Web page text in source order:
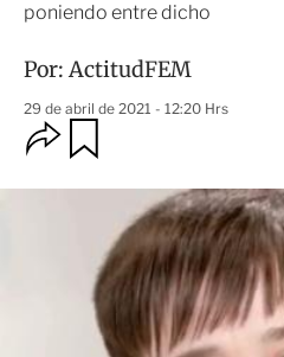
poniendo entre dicho
Por:ActitudFEM
29 de abril de 2021 - 12:20 Hrs
O
p
i
r
r